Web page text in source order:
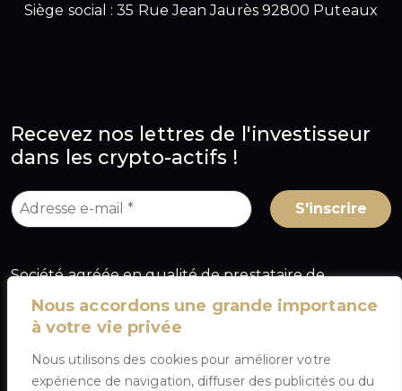
Nous accordons une grande importance
à votre vie privée
Nous utilisons des cookies pour améliorer votre
expérience de navigation, diffuser des publicités ou du
Siège social : 35 Rue Jean Jaurès 92800 Puteaux
Recevez nos lettres de l'investisseur
dans les crypto-actifs !
Société agréée en qualité de prestataire de
services sur crypto-actifs (PSCA) au titre du
règlement européen MiCA, sous le numéro
, délivré par l'Autorité des marchés
financiers (AMF) en France.